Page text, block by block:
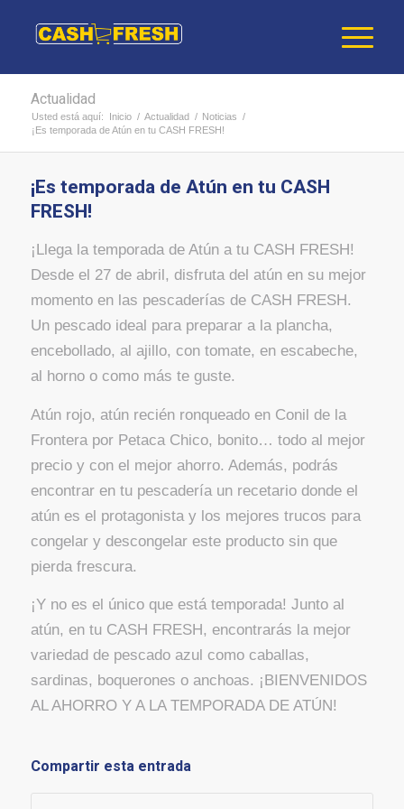
Actualidad
Usted está aquí: Inicio / Actualidad / Noticias /
¡Es temporada de Atún en tu CASH FRESH!
¡Es temporada de Atún en tu CASH
FRESH!
¡Llega la temporada de Atún a tu CASH FRESH!
Desde el 27 de abril, disfruta del atún en su mejor
momento en las pescaderías de CASH FRESH.
Un pescado ideal para preparar a la plancha,
encebollado, al ajillo, con tomate, en escabeche,
al horno o como más te guste.
Atún rojo, atún recién ronqueado en Conil de la
Frontera por Petaca Chico, bonito… todo al mejor
precio y con el mejor ahorro. Además, podrás
encontrar en tu pescadería un recetario donde el
atún es el protagonista y los mejores trucos para
congelar y descongelar este producto sin que
pierda frescura.
¡Y no es el único que está temporada! Junto al
atún, en tu CASH FRESH, encontrarás la mejor
variedad de pescado azul como caballas,
sardinas, boquerones o anchoas. ¡BIENVENIDOS
AL AHORRO Y A LA TEMPORADA DE ATÚN!
Compartir esta entrada